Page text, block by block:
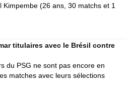
Kimpembe (26 ans, 30 matchs et 1
titulaires avec le Brésil contre
du PSG ne sont pas encore en
matches avec leurs sélections